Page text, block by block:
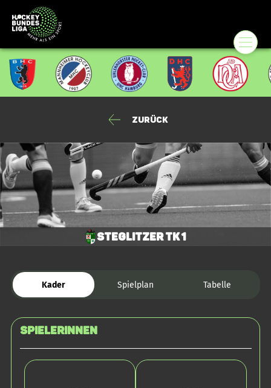
Zurück
Steglitzer TK 1
Kader Spielplan Tabelle
SPIELERINNEN